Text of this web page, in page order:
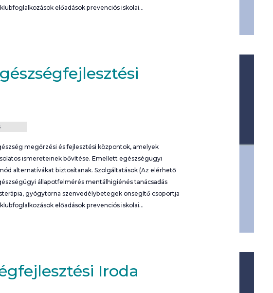
előadások prevenciós iskolai…
megőrzési és fejlesztési központok, amelyek
ismereteinek bővítése. Emellett egészségügyi
alternatívákat biztosítanak. Szolgáltatások (Az elérhető
állapotfelmérés mentálhigiénés tanácsadás
gyógytorna szenvedélybetegek önsegítő csoportja
előadások prevenciós iskolai…
Iroda